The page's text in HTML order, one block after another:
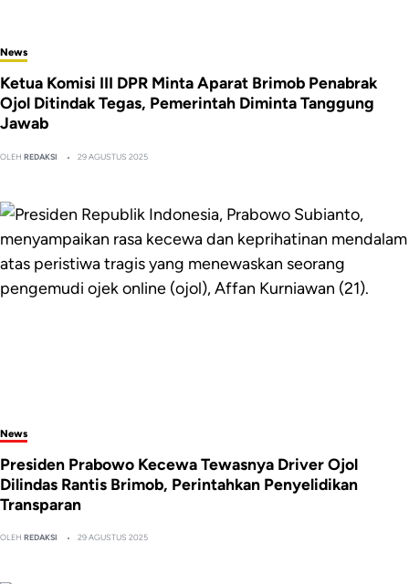
News
Ketua Komisi III DPR Minta Aparat Brimob Penabrak
Ojol Ditindak Tegas, Pemerintah Diminta Tanggung
Jawab
OLEHREDAKSI 29 AGUSTUS 2025
News
Presiden Prabowo Kecewa Tewasnya Driver Ojol
Dilindas Rantis Brimob, Perintahkan Penyelidikan
Transparan
OLEHREDAKSI 29 AGUSTUS 2025